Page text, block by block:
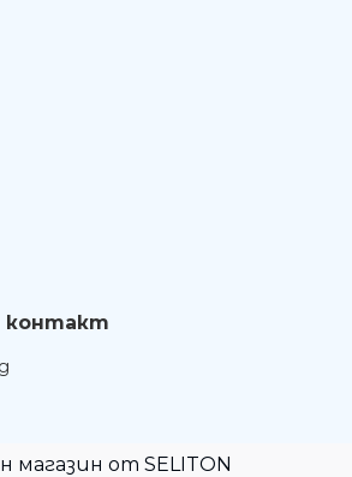
контакт
магазин от SELITON